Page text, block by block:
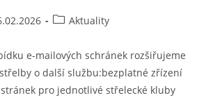
Aktuality
e-mailových schránek rozšiřujeme
o další službu:bezplatné zřízení
pro jednotlivé střelecké kluby